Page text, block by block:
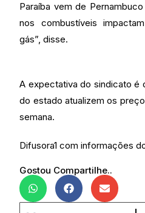
Paraíba vem de
nos combustíveis
gás”, disse.
A expectativa do sindicato é
do estado atualizem os
semana.
Difusora1 com informações
Gostou Compartilhe..